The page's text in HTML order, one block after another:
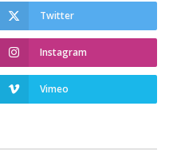
Twitter
Instagram
Vimeo